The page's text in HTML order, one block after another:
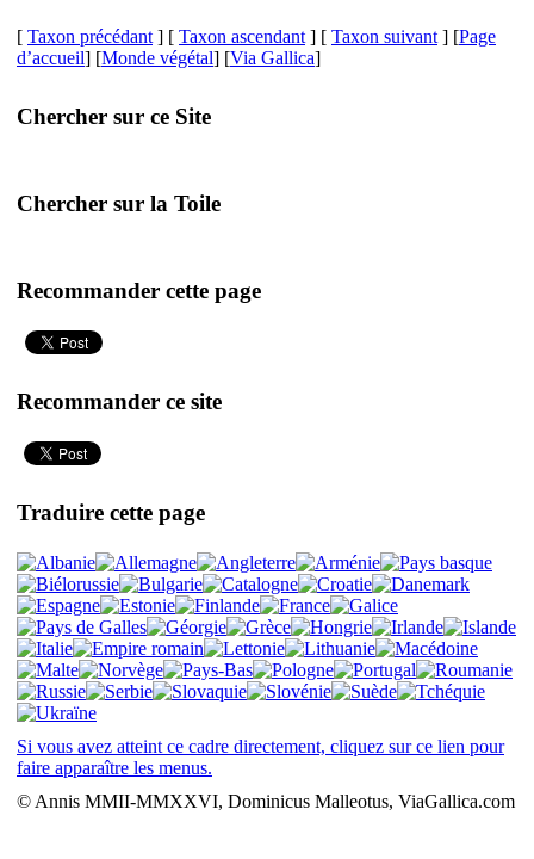
[ Taxon précédant ] [ Taxon ascendant ] [ Taxon suivant ] [Page
d’accueil] [Monde végétal] [Via Gallica]
Chercher sur ce Site
Chercher sur la Toile
Recommander cette page
Recommander ce site
Traduire cette page
Si vous avez atteint ce cadre directement, cliquez sur ce lien pour
faire apparaître les menus.
© Annis MMII-MMXXVI, Dominicus Malleotus, ViaGallica.com